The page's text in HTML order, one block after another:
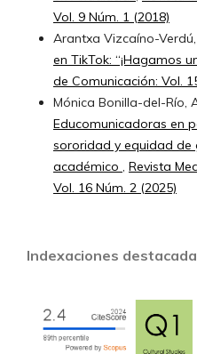
Vol. 9 Núm. 1 (2018)
Arantxa Vizcaíno-Verdú,
en TikTok: “¡Hagamos
de Comunicación: Vol.
Mónica Bonilla-del-Río,
Educomunicadoras en
sororidad y equidad de
académico , Revista
Vol. 16 Núm. 2 (2025)
Indexaciones